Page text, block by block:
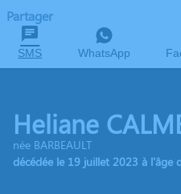
Partager
SMS WhatsApp
Heliane
née BARBEAULT
décédée le 19 juillet 2023 à l'âge